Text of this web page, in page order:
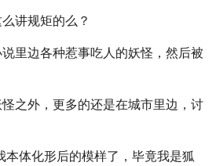
讲规矩的么？
里边各种惹事吃人的妖怪，然后被
之外，更多的还是在城市里边，讨
本体化形后的模样了，毕竟我是狐